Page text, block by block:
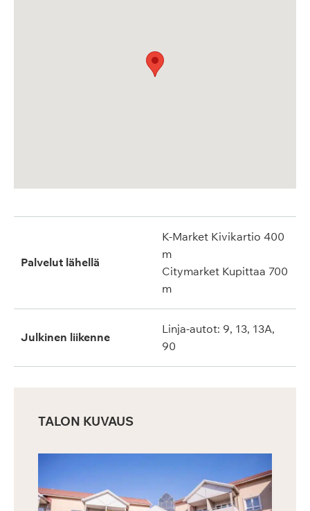
Palvelut lähellä
K-Market Kivikartio 400
m
Citymarket Kupittaa 700
m
Julkinen liikenne
Linja-autot: 9, 13, 13A,
90
TALON KUVAUS